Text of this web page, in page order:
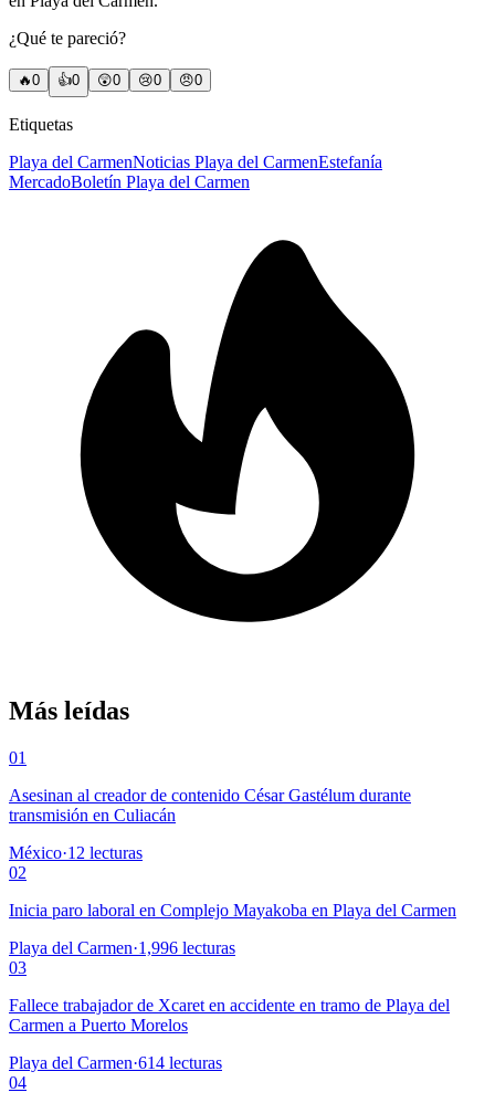
¿Qué te pareció?
🔥0 👍0 😲0 😢0 😠0
Etiquetas
Playa del CarmenNoticias Playa del CarmenEstefanía
MercadoBoletín Playa del Carmen
Más leídas
01
Asesinan al creador de contenido César Gastélum durante
transmisión en Culiacán
México·12 lecturas
02
Inicia paro laboral en Complejo Mayakoba en Playa del Carmen
Playa del Carmen·1,996 lecturas
03
Fallece trabajador de Xcaret en accidente en tramo de Playa del
Carmen a Puerto Morelos
Playa del Carmen·614 lecturas
04